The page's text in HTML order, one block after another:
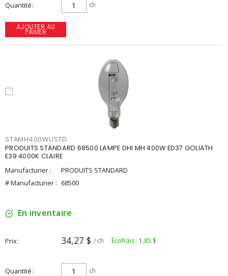
Quantité ch
AJOUTER AU
PANIER
STAMH400WUSTD
PRODUITS STANDARD 68500 LAMPE DHI MH 400W ED37 GOLIATH
E39 4000K CLAIRE
Manufacturier :
PRODUITS STANDARD
# Manufacturier : 68500
En inventaire
Prix 34,27 $ / ch Écofrais : 1,85 $
Quantité ch